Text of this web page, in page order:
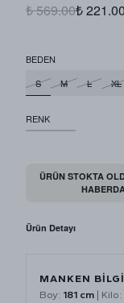
₺ 569.00₺ 221.00
BEDEN
S
M L XL
RENK
ÜRÜN STOKTA
Ürün Detayı
MANKEN
Boy: 181 cm | Kilo: